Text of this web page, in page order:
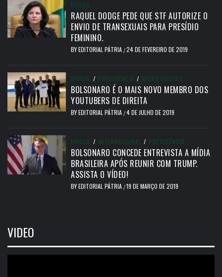
BRASIL
RAQUEL DODGE PEDE QUE STF AUTORIZE O
ENVIO DE TRANSEXUAIS PARA PRESÍDIO
FEMININO.
BYEDITORIAL PÁTRIA /24 DE FEVEREIRO DE 2019
BRASIL / PRESIDÊNCIA / REDES SOCIAIS
BOLSONARO É O MAIS NOVO MEMBRO DOS
YOUTUBERS DE DIREITA
BYEDITORIAL PÁTRIA /4 DE JULHO DE 2019
BRASIL / INTERNACIONAL / PRESIDÊNCIA
BOLSONARO CONCEDE ENTREVISTA A MÍDIA
BRASILEIRA APÓS REUNIR COM TRUMP.
ASSISTA O VÍDEO!
BYEDITORIAL PÁTRIA /19 DE MARÇO DE 2019
VIDEO